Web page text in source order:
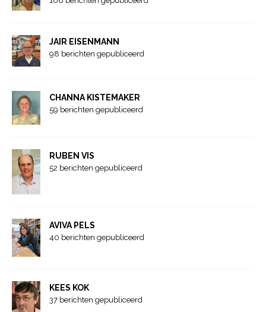
JAIR EISENMANN
98 berichten gepubliceerd
CHANNA KISTEMAKER
59 berichten gepubliceerd
RUBEN VIS
52 berichten gepubliceerd
AVIVA PELS
40 berichten gepubliceerd
KEES KOK
37 berichten gepubliceerd